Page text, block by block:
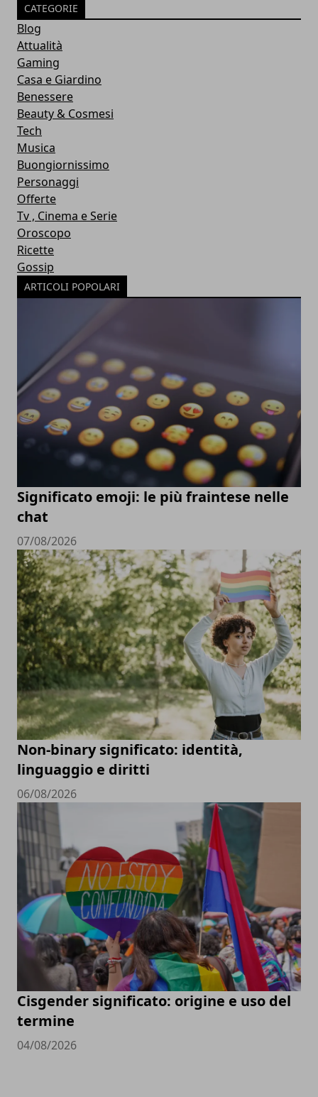
CATEGORIE
Blog
Attualità
Gaming
Casa e Giardino
Benessere
Beauty & Cosmesi
Tech
Musica
Buongiornissimo
Personaggi
Offerte
Tv , Cinema e Serie
Oroscopo
Ricette
Gossip
ARTICOLI POPOLARI
Significato emoji: le più fraintese nelle
chat
07/08/2026
Non-binary significato: identità,
linguaggio e diritti
06/08/2026
Cisgender significato: origine e uso del
termine
04/08/2026